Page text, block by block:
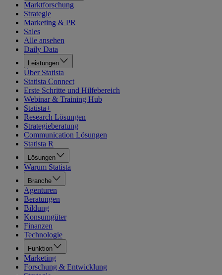
Marktforschung
Strategie
Marketing & PR
Sales
Alle ansehen
Daily Data
Leistungen
Über Statista
Statista Connect
Erste Schritte und Hilfebereich
Webinar & Training Hub
Statista+
Research Lösungen
Strategieberatung
Communication Lösungen
Statista R
Lösungen
Warum Statista
Branche
Agenturen
Beratungen
Bildung
Konsumgüter
Finanzen
Technologie
Funktion
Marketing
Forschung & Entwicklung